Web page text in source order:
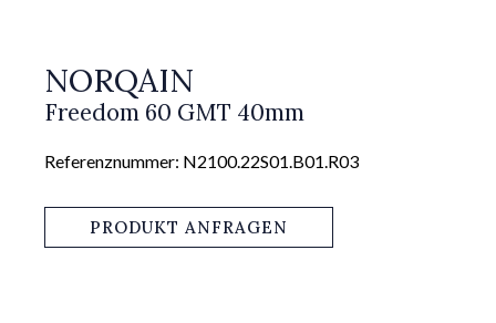
NORQAIN
Freedom 60 GMT 40mm
Referenznummer: N2100.22S01.B01.R03
PRODUKT ANFRAGEN